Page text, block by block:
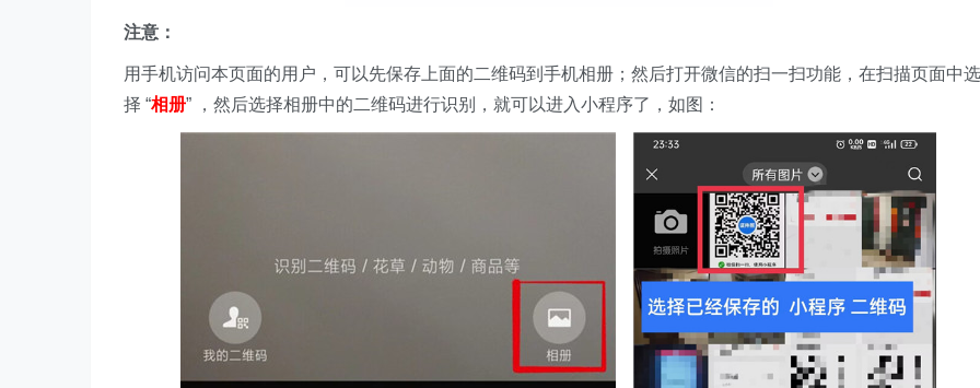
注意：
用手机访问本页面的用户，可以先保存上面的二维码到手机相册；然后打开微信的扫一扫功能，在扫描页面中选
择 “相册” ，然后选择相册中的二维码进行识别，就可以进入小程序了，如图：